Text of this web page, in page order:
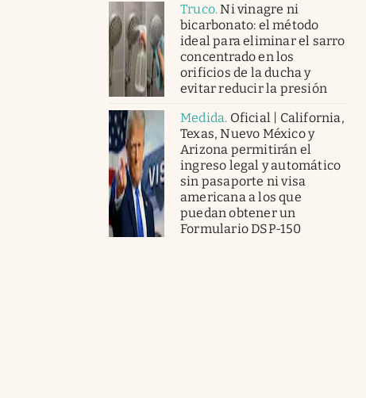
Truco.Ni vinagre ni
bicarbonato: el método
ideal para eliminar el sarro
concentrado en los
orificios de la ducha y
evitar reducir la presión
Medida. Oficial | California,
Texas, Nuevo México y
Arizona permitirán el
ingreso legal y automático
sin pasaporte ni visa
americana a los que
puedan obtener un
Formulario DSP-150